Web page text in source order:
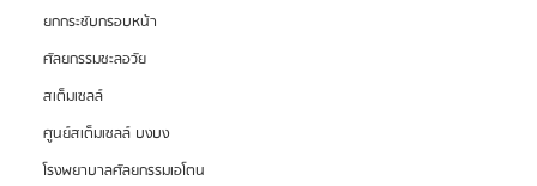
ยกกระชับกรอบหน้า
ศัลยกรรมชะลอวัย
สเต็มเซลล์
ศูนย์สเต็มเซลล์ บงบง
โรงพยาบาลศัลยกรรมเอโตน